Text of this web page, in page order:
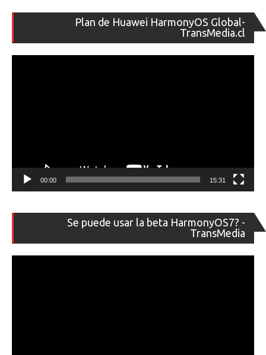
Plan de Huawei HarmonyOS Global-
TransMedia.cl
de
00:00 15:31
Se puede usar la beta HarmonyOS7? -
TransMedia
de